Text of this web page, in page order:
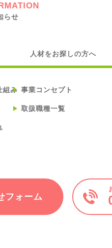
らせ
組み
人材をお探しの方へ
事業コンセプト
取扱職種一覧
フォーム